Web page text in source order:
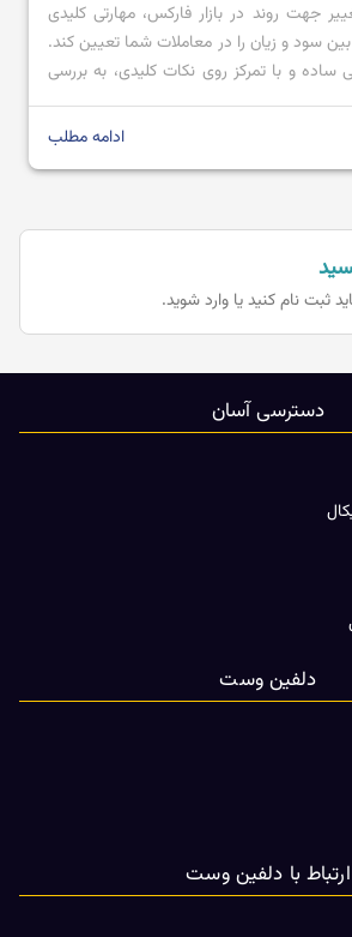
جهت روند در بازار فارکس، مهارتی کلیدی
سود و زیان را در معاملات شما تعیین کند.
ساده و با تمرکز روی نکات کلیدی، به بررسی
پرداخت. هدف ما ارائه دیدگاهی جامع اما
ادامه مطلب
ثبت نام کنید یا وارد شوید.
دسترسی آسان
دلفین وست
ارتباط با دلفین وست